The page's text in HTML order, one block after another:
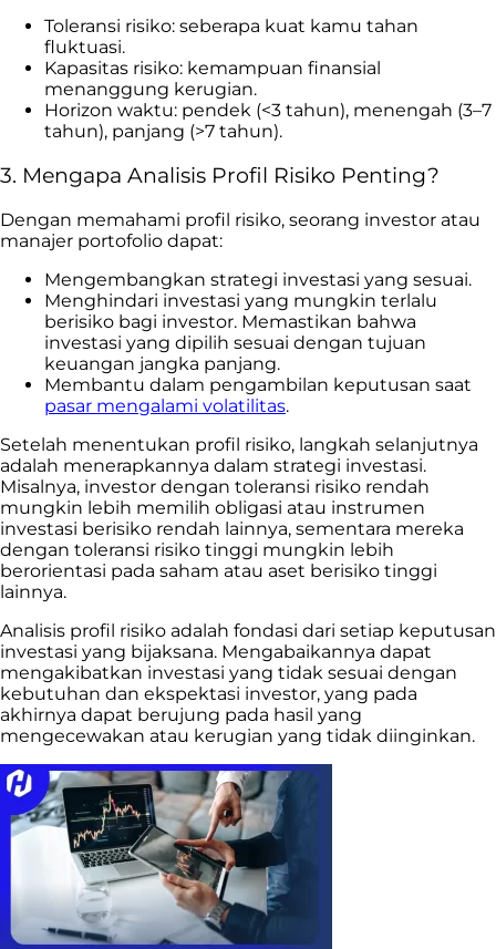
Toleransi risiko: seberapa kuat kamu tahan
fluktuasi.
Kapasitas risiko: kemampuan finansial
menanggung kerugian.
Horizon waktu: pendek (<3 tahun), menengah (3–7
tahun), panjang (>7 tahun).
3. Mengapa Analisis Profil Risiko Penting?
Dengan memahami profil risiko, seorang investor atau
manajer portofolio dapat:
Mengembangkan strategi investasi yang sesuai.
Menghindari investasi yang mungkin terlalu
berisiko bagi investor. Memastikan bahwa
investasi yang dipilih sesuai dengan tujuan
keuangan jangka panjang.
Membantu dalam pengambilan keputusan saat
pasar mengalami volatilitas.
Setelah menentukan profil risiko, langkah selanjutnya
adalah menerapkannya dalam strategi investasi.
Misalnya, investor dengan toleransi risiko rendah
mungkin lebih memilih obligasi atau instrumen
investasi berisiko rendah lainnya, sementara mereka
dengan toleransi risiko tinggi mungkin lebih
berorientasi pada saham atau aset berisiko tinggi
lainnya.
Analisis profil risiko adalah fondasi dari setiap keputusan
investasi yang bijaksana. Mengabaikannya dapat
mengakibatkan investasi yang tidak sesuai dengan
kebutuhan dan ekspektasi investor, yang pada
akhirnya dapat berujung pada hasil yang
mengecewakan atau kerugian yang tidak diinginkan.